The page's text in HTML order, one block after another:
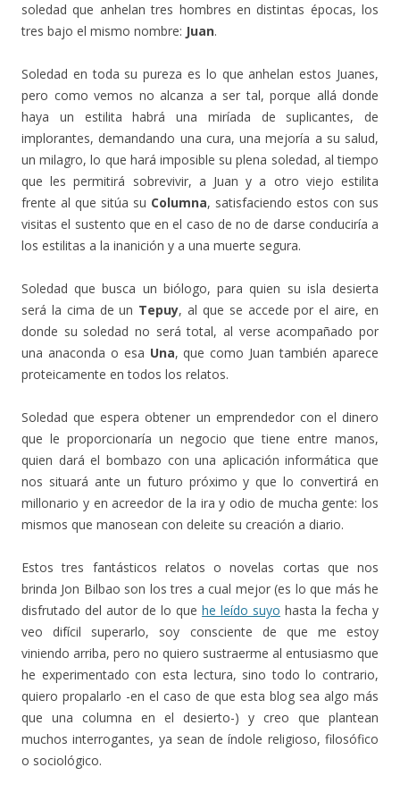
soledad que anhelan tres hombres en distintas épocas, los
tres bajo el mismo nombre: Juan.
Soledad en toda su pureza es lo que anhelan estos Juanes,
pero como vemos no alcanza a ser tal, porque allá donde
haya un estilita habrá una miríada de suplicantes, de
implorantes, demandando una cura, una mejoría a su salud,
un milagro, lo que hará imposible su plena soledad, al tiempo
que les permitirá sobrevivir, a Juan y a otro viejo estilita
frente al que sitúa su Columna, satisfaciendo estos con sus
visitas el sustento que en el caso de no de darse conduciría a
los estilitas a la inanición y a una muerte segura.
Soledad que busca un biólogo, para quien su isla desierta
será la cima de un Tepuy, al que se accede por el aire, en
donde su soledad no será total, al verse acompañado por
una anaconda o esa Una, que como Juan también aparece
proteicamente en todos los relatos.
Soledad que espera obtener un emprendedor con el dinero
que le proporcionaría un negocio que tiene entre manos,
quien dará el bombazo con una aplicación informática que
nos situará ante un futuro próximo y que lo convertirá en
millonario y en acreedor de la ira y odio de mucha gente: los
mismos que manosean con deleite su creación a diario.
Estos tres fantásticos relatos o novelas cortas que nos
brinda Jon Bilbao son los tres a cual mejor (es lo que más he
disfrutado del autor de lo que he leído suyo hasta la fecha y
veo difícil superarlo, soy consciente de que me estoy
viniendo arriba, pero no quiero sustraerme al entusiasmo que
he experimentado con esta lectura, sino todo lo contrario,
quiero propalarlo -en el caso de que esta blog sea algo más
que una columna en el desierto-) y creo que plantean
muchos interrogantes, ya sean de índole religioso, filosófico
o sociológico.